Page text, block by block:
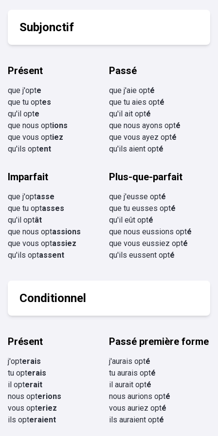
Subjonctif
Présent
que j'opte
que tu optes
qu'il opte
que nous options
que vous optiez
qu'ils optent
Passé
que j'aie opté
que tu aies opté
qu'il ait opté
que nous ayons opté
que vous ayez opté
qu'ils aient opté
Imparfait
que j'optasse
que tu optasses
qu'il optât
que nous optassions
que vous optassiez
qu'ils optassent
Plus-que-parfait
que j'eusse opté
que tu eusses opté
qu'il eût opté
que nous eussions opté
que vous eussiez opté
qu'ils eussent opté
Conditionnel
Présent
j'opterais
tu opterais
il opterait
nous opterions
vous opteriez
ils opteraient
Passé première forme
j'aurais opté
tu aurais opté
il aurait opté
nous aurions opté
vous auriez opté
ils auraient opté